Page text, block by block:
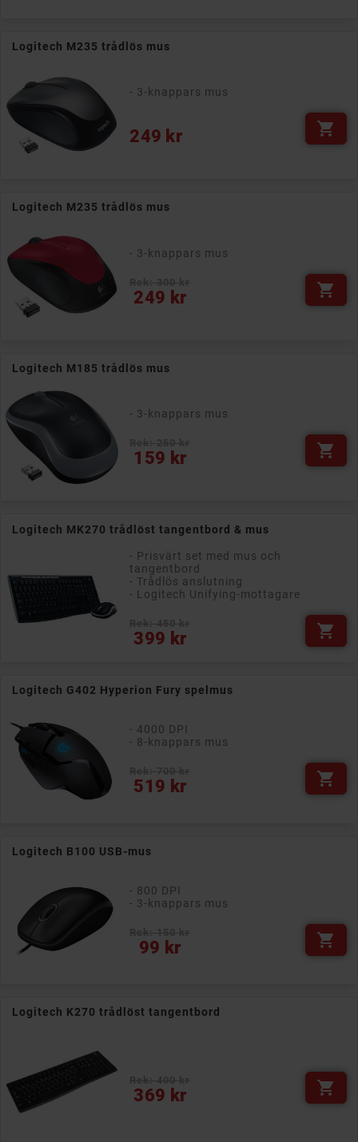
Logitech M235 trådlös mus
- 3-knappars mus
249 kr
Pris 
Logitech M235 trådlös mus
- 3-knappars mus
249 kr
Pris 
Logitech M185 trådlös mus
- 3-knappars mus
159 kr
Pris 
Logitech MK270 trådlöst tangentbord & mus
- Prisvärt set med mus och
tangentbord
- Trådlös anslutning
- Logitech Unifying-mottagare
399 kr
Pris 
Logitech G402 Hyperion Fury spelmus
- 4000 DPI
- 8-knappars mus
519 kr
Pris 
Logitech B100 USB-mus
- 800 DPI
- 3-knappars mus
99 kr
Pris 
Logitech K270 trådlöst tangentbord
369 kr
Pris 